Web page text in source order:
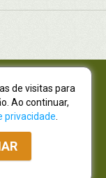
0001-19
0001-80
São Lourenço |
310
(41) 4009-3939
de visitas para
Ao continuar,
privacidade